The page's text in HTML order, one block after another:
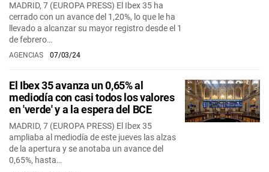
MADRID, 7 (EUROPA PRESS) El Ibex 35 ha
cerrado con un avance del 1,20%, lo que le ha
llevado a alcanzar su mayor registro desde el 1
de febrero…
AGENCIAS 07/03/24
El Ibex 35 avanza un 0,65% al
mediodía con casi todos los valores
en 'verde' y a la espera del BCE
MADRID, 7 (EUROPA PRESS) El Ibex 35
ampliaba al mediodía de este jueves las alzas
de la apertura y se anotaba un avance del
0,65%, hasta…